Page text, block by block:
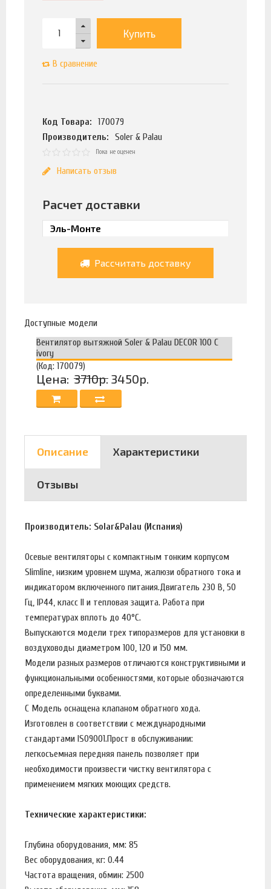
Купить
В сравнение
Код Товара:
170079
Производитель:
Soler & Palau
Пока не оценен
Написать отзыв
Расчет доставки
Рассчитать доставку
Доступные модели
Вентилятор вытяжной Soler & Palau DECOR 100 C
ivory
(Код: 170079)
Цена: 3710р. 3450р.
Описание Характеристики
Отзывы
Производитель: Solar&Palau (Испания)
Осевые вентиляторы с компактным тонким корпусом
Slimline, низким уровнем шума, жалюзи обратного тока и
индикатором включенного питания.Двигатель 230 В, 50
Гц, IP44, класс II и тепловая защита. Работа при
температурах вплоть до 40°C.
Выпускаются модели трех типоразмеров для установки в
воздуховоды диаметром 100, 120 и 150 мм.
Модели разных размеров отличаются конструктивными и
функциональными особенностями, которые обозначаются
определенными буквами.
C Модель оснащена клапаном обратного хода.
Изготовлен в соответствии с международными
стандартами ISO9001.Прост в обслуживании:
легкосъемная передняя панель позволяет при
необходимости произвести чистку вентилятора с
применением мягких моющих средств.
Технические характеристики:
Глубина оборудования, мм: 85
Вес оборудования, кг: 0.44
Частота вращения, обмин: 2500